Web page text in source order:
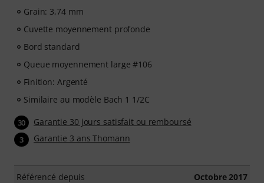
Grain: 3,74 mm
Cuvette moyennement profonde
Bord standard
Queue moyennement large #106
Finition: Argenté
Similaire au modèle Bach 1 1/2C
30 Garantie 30 jours satisfait ou remboursé
3 Garantie 3 ans Thomann
Référencé depuis Octobre 2017